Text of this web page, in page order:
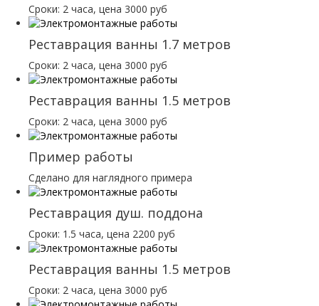
Сроки: 2 часа, цена 3000 руб
Реставрация ванны 1.7 метров
Сроки: 2 часа, цена 3000 руб
Реставрация ванны 1.5 метров
Сроки: 2 часа, цена 3000 руб
Пример работы
Сделано для наглядного примера
Реставрация душ. поддона
Сроки: 1.5 часа, цена 2200 руб
Реставрация ванны 1.5 метров
Сроки: 2 часа, цена 3000 руб